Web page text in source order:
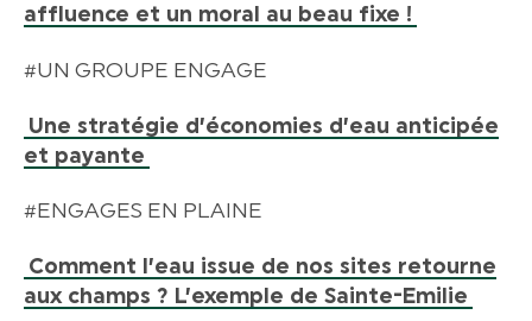
affluence et un moral au beau fixe !
#UN GROUPE ENGAGE
Une stratégie d’économies d’eau anticipée
et payante
#ENGAGES EN PLAINE
Comment l’eau issue de nos sites retourne
aux champs ? L’exemple de Sainte-Emilie